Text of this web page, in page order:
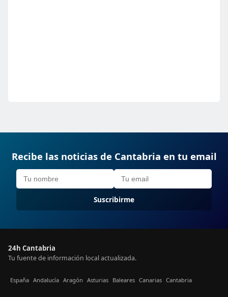
Recibe las noticias de Cantabria en tu email
Suscribirme
24h Cantabria
Tu fuente de información local actualizada.
España Andalucía Aragón Asturias Baleares Canarias Cantabria